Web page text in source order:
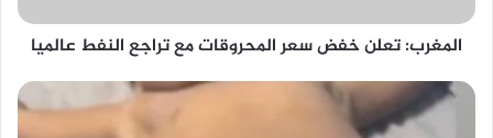
المغرب: تعلن خفض سعر المحروقات مع تراجع النفط عالميا